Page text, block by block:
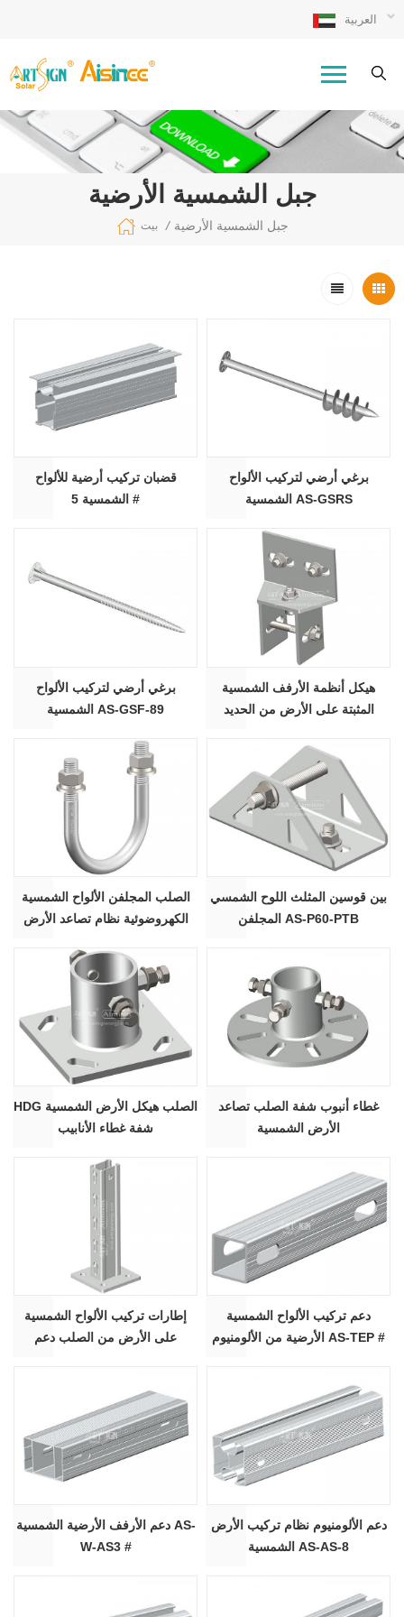
العربية
جبل الشمسية الأرضية
بيت / جبل الشمسية الأرضية
قضبان تركيب أرضية للألواح
الشمسية 5 #
برغي أرضي لتركيب الألواح
الشمسية AS-GSRS
برغي أرضي لتركيب الألواح
الشمسية AS-GSF-89
هيكل أنظمة الأرفف الشمسية
المثبتة على الأرض من الحديد
SLC-02
الصلب المجلفن الألواح الشمسية
الكهروضوئية نظام تصاعد الأرض
بين قوسين المثلث اللوح الشمسي
المجلفن AS-P60-PTB
HDG الصلب هيكل الأرض الشمسية
شفة غطاء الأنابيب
غطاء أنبوب شفة الصلب تصاعد
الأرض الشمسية
إطارات تركيب الألواح الشمسية
على الأرض من الصلب دعم
دعم تركيب الألواح الشمسية
الأرضية من الألومنيوم AS-TEP #
دعم الأرفف الأرضية الشمسية AS-
W-AS3 #
دعم الألومنيوم نظام تركيب الأرض
الشمسية AS-AS-8